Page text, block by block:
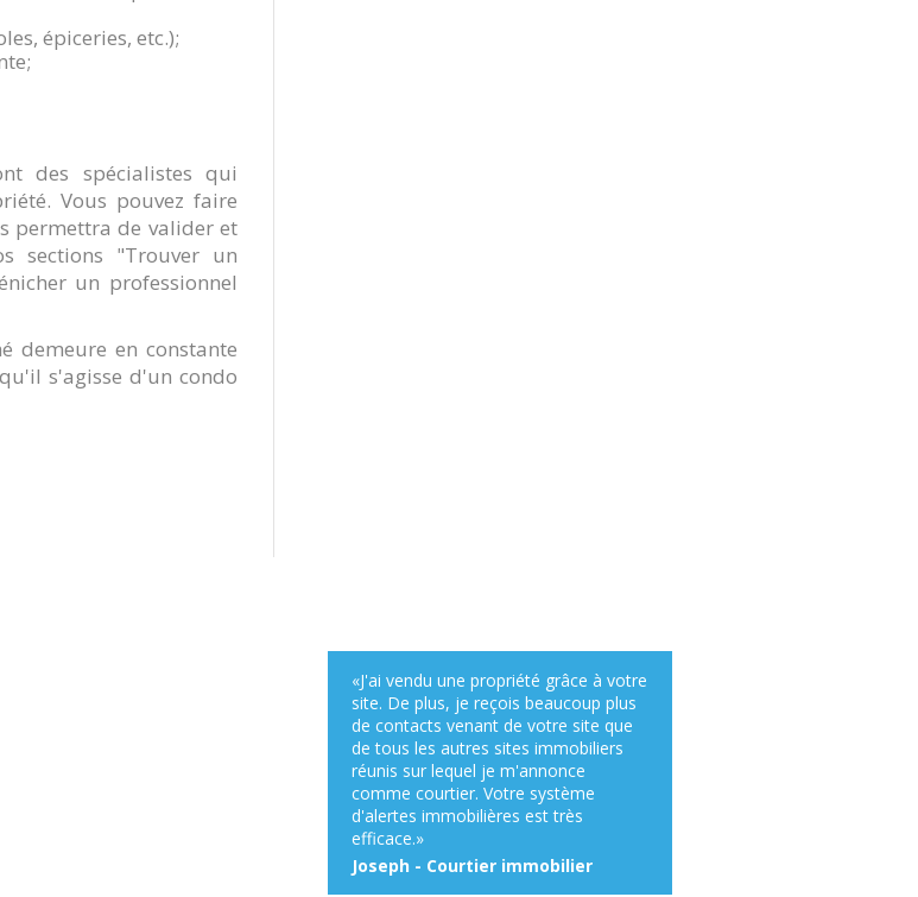
épiceries, etc.);
des spécialistes qui
Vous pouvez faire
permettra de valider et
sections "Trouver un
un professionnel
demeure en constante
s'agisse d'un condo
«J'ai vendu une propriété grâce à votre
site. De plus, je reçois beaucoup plus
de contacts venant de votre site que
de tous les autres sites immobiliers
réunis sur lequel je m'annonce
comme courtier. Votre système
d'alertes immobilières est très
efficace.»
Joseph - Courtier immobilier